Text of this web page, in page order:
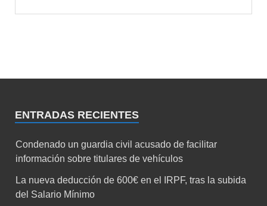
ENTRADAS RECIENTES
Condenado un guardia civil acusado de facilitar
información sobre titulares de vehículos
La nueva deducción de 600€ en el IRPF, tras la subida
del Salario Mínimo